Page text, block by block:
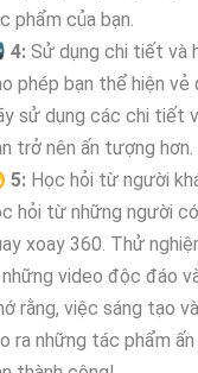
phẩm của bạn.
4: Sử dụng chi tiết và
phép bạn thể hiện vẻ
sử dụng các chi tiết
trở nên ấn tượng hơn.
5: Học hỏi từ người
hỏi từ những người
xoay 360. Thử
video độc đáo
rằng, việc sáng tạo
ra những tác phẩm